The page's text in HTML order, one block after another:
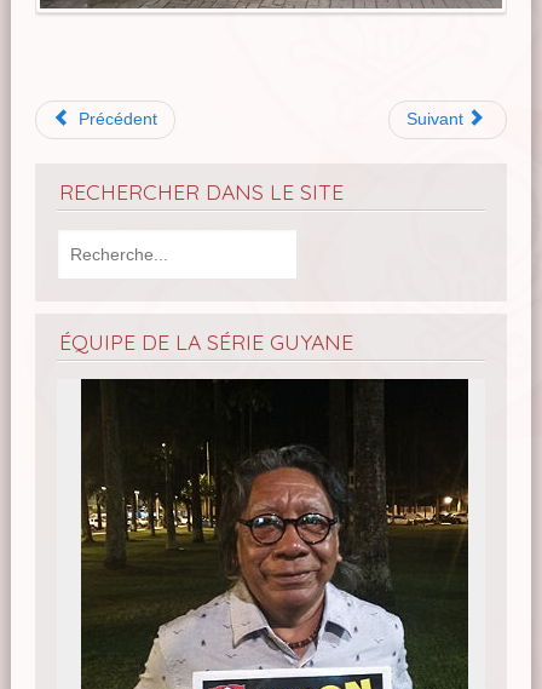
Précédent Suivant
RECHERCHER DANS LE SITE
ÉQUIPE DE LA SÉRIE GUYANE